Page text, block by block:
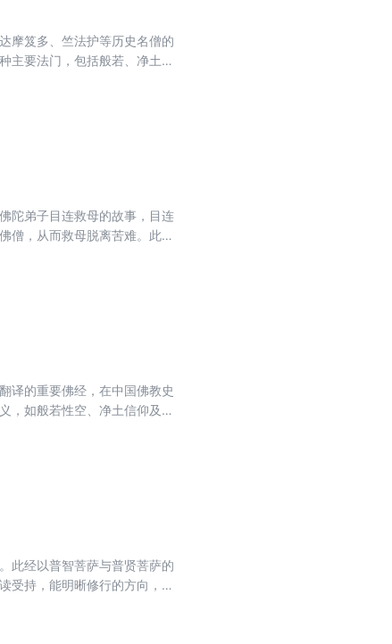
摩笈多、竺法护等历史名僧的
主要法门，包括般若、净土、
陀弟子目连救母的故事，目连
僧，从而救母脱离苦难。此经
译的重要佛经，在中国佛教史
，如般若性空、净土信仰及密
此经以普智菩萨与普贤菩萨的
受持，能明晰修行的方向，增